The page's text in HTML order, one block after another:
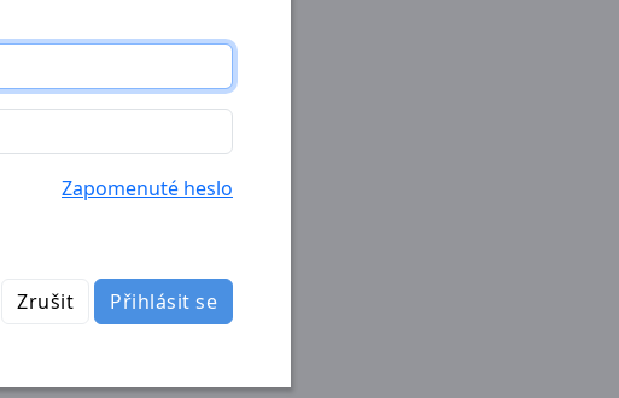
Zapomenuté heslo
Zrušit Přihlásit se